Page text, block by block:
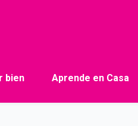
bien Aprende en Casa